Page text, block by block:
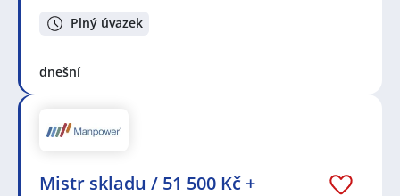
Plný úvazek
dnešní
Mistr skladu / 51 500 Kč +